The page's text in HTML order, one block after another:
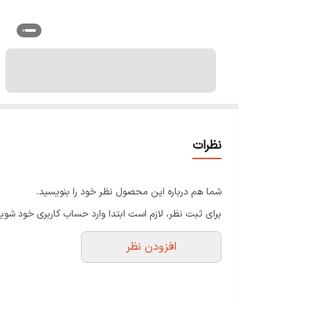
نظرات
شما هم درباره این محصول نظر خود را بنویسید.
برای ثبت نظر، لازم است ابتدا وارد حساب کاربری خود
افزودن نظر